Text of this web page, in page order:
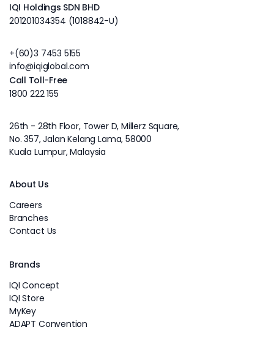
IQI Holdings SDN BHD
201201034354 (1018842-U)
+(60)3 7453 5155
info@iqiglobal.com
Call Toll-Free
1800 222 155
26th - 28th Floor, Tower D, Millerz Square,
No. 357, Jalan Kelang Lama, 58000
Kuala Lumpur, Malaysia
About Us
Careers
Branches
Contact Us
Brands
IQI Concept
IQI Store
MyKey
ADAPT Convention